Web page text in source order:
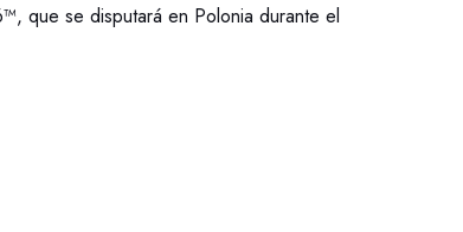
que se disputará en Polonia durante el